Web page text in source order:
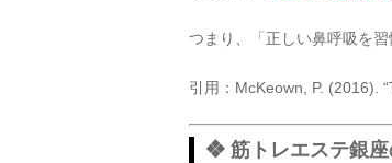
つまり、「正しい鼻呼吸を習
引用：McKeown, P. (2016).
❖ 筋トレエステ銀座